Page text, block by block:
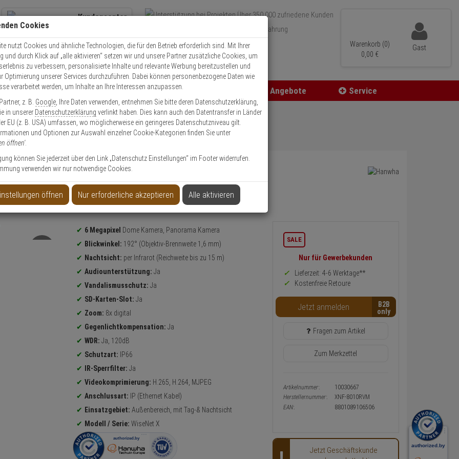
Kundencenter
Kontaktservice nutzen
Mo. - Do.: 8:00 - 16:30 Fr. 8:00 - 14:00 Uhr
Über 350.000 zufriedene Kunden
Über 15 Jahre Erfahrung
Schneller Versand
Warenkorb (0)
0, 00 €
Gast
Zutritt Einbruch Angebote Service
XNF-8010RVM IP-Kamera 6MPx T/N IR PoE IP66
6MPx T/N IR PoE IP66
Produktinformationen
6 Megapixel Dome Kamera, Panorama Kamera
Blickwinkel: 192° (Objektiv-Brennweite 1,6 mm)
Nachtsicht: per Infrarot (Reichweite bis zu 15 m)
Audiounterstützung: Ja
Vandalismusschutz: Ja
SD-Karten-Slot: Ja
Zoom: 8x digital
Gegenlichtkompensation: Ja
WDR: Ja, 120dB
Schutzart: IP66
IR-Sperrfilter: Ja
Videokomprimierung: H.265, H.264, MJPEG
Anschlussart: IP (Ethernet Kabel)
Einsatzgebiet: Außenbereich, mit Tag-& Nachtsicht
Modell / Serie: WiseNet X
Informationen
zurück
Preis,
Verfügbakeit
und
Warenkorb-
oder
Konfigurieren-
Button
SALE
Nur für Gewerbekunden
Lieferzeit: 4-6 Werktage**
Kostenfreie Retoure
Jetzt anmelden B2B
Fragen zum Artikel
Zum Merkzettel
Artikelnummer:
10030667
Herstellernummer:
XNF-8010RVM
EAN:
8801089106506
Jetzt Geschäftskunde
Cookies
nutzt Cookies und ähnliche Technologien, die für den Betrieb erforderlich sind. Mit Ihrer
und durch Klick auf „alle aktivieren“ setzen wir und unsere Partner zusätzliche Cookies, um
zu verbessern, personalisierte Inhalte und relevante Werbung bereitzustellen und
Optimierung unserer Services durchzuführen. Dabei können personenbezogene Daten wie
verarbeitet werden, um Inhalte an Ihre Interessen anzupassen.
z. B. Google , Ihre Daten verwenden, entnehmen Sie bitte deren Datenschutzerklärung,
in unserer Datenschutzerklärung verlinkt haben. Dies kann auch den Datentransfer in Länder
EU (z. B. USA) umfassen, wo möglicherweise ein geringeres Datenschutzniveau gilt.
und Optionen zur Auswahl einzelner Cookie-Kategorien finden Sie unter
öffnen'.
können Sie jederzeit über den Link „Datenschutz Einstellungen“ im Footer widerrufen.
verwenden wir nur notwendige Cookies.
öffnen Nur erforderliche akzeptieren Alle aktivieren